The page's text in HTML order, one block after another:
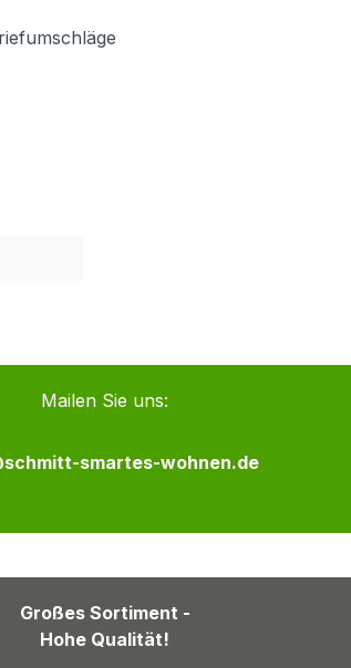
Mailen Sie uns:
smartes-wohnen.de
Großes Sortiment -
Hohe Qualität!